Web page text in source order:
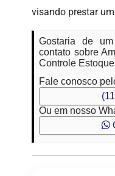
visando prestar
Gostaria de
contato sobre
Controle
Fale conosco
Ou em nosso